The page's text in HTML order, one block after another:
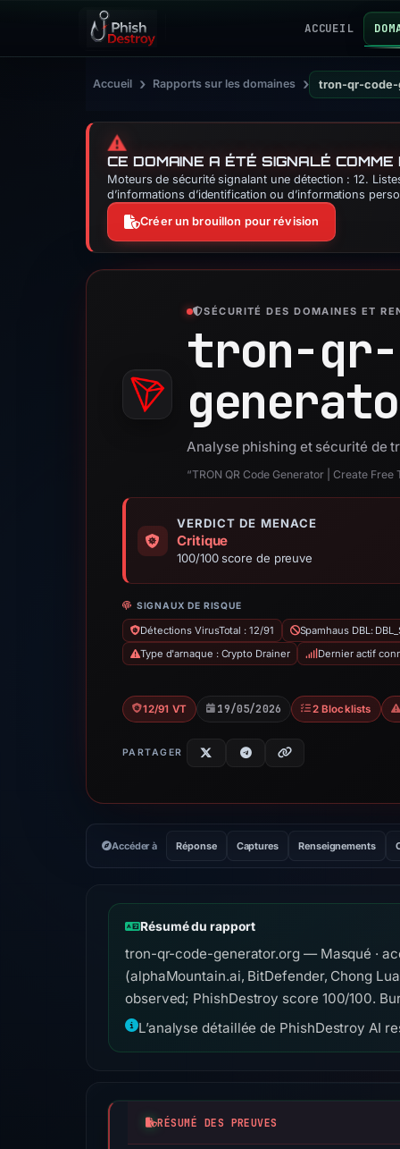
ACCUEIL
Accueil › Rapports sur les domaines › tron-qr-code-
⚠️
CE DOMAINE A ÉTÉ SIGNALÉ
Moteurs de sécurité signalant une détection : 12.
d’informations d’identification ou d’informations
Créer un brouillon pour révision
SÉCURITÉ DES DOMAINES ET
tron-qr-
Analyse phishing et sécurité de
“TRON QR Code Generator | Create Free
VERDICT DE MENACE
Critique
100/100 score de preuve
SIGNAUX DE RISQUE
Détections VirusTotal : 12/91
Spamhaus DBL:
Type d'arnaque : Crypto Drainer
Dernier actif
12/91 VT 19/05/2026 2 Blocklists
PARTAGER
Accéder à Réponse Captures Renseignements
Résumé du rapport
tron-qr-code-generator.org — Masqué ·
(alphaMountain.ai, BitDefender, Chong
observed; PhishDestroy score 100/100.
L’analyse détaillée de PhishDestroy AI
RÉSUMÉ DES PREUVES